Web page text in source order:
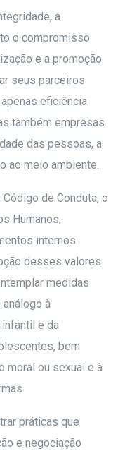
a
o compromisso
e a promoção
seus parceiros
eficiência
também empresas
das pessoas, a
ao meio ambiente.
de Conduta, o
Humanos,
internos
desses valores.
medidas
à
e da
bem
moral ou sexual e à
práticas que
e negociação